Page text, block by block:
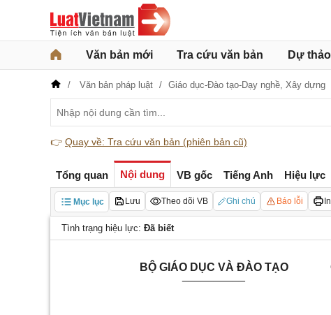
Văn bản mới Tra cứu văn bản Dự thảo
Văn bản pháp luật Giáo dục-Đào tạo-Dạy nghề, Xây dựng
👉 Quay về: Tra cứu văn bản (phiên bản cũ)
Tổng quan Nội dung VB gốc Tiếng Anh Hiệu lực
Mục lục Lưu Theo dõi VB Ghi chú Báo lỗi In
Tình trạng hiệu lực: Đã biết
BỘ GIÁO DỤC VÀ ĐÀO TẠO
__________